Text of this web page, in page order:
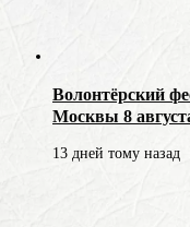
Волонтёрский
Москвы 8
13 дней тому назад